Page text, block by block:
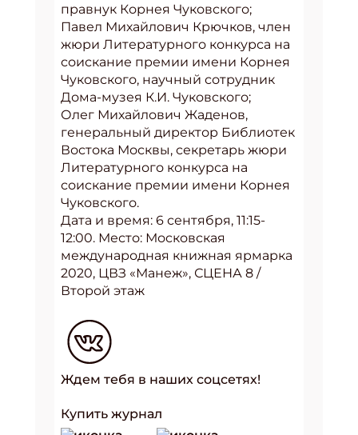
правнук Корнея Чуковского;
Павел Михайлович Крючков, член
жюри Литературного конкурса на
соискание премии имени Корнея
Чуковского, научный сотрудник
Дома-музея К.И. Чуковского;
Олег Михайлович Жаденов,
генеральный директор Библиотек
Востока Москвы, секретарь жюри
Литературного конкурса на
соискание премии имени Корнея
Чуковского.
Дата и время: 6 сентября, 11:15-
12:00. Место: Московская
международная книжная ярмарка
2020, ЦВЗ «Манеж», СЦЕНА 8 /
Второй этаж
Ждем тебя в наших соцсетях!
Купить журнал